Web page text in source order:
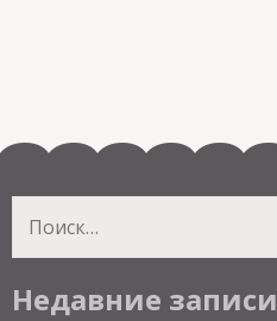
Найти:
Недавние записи